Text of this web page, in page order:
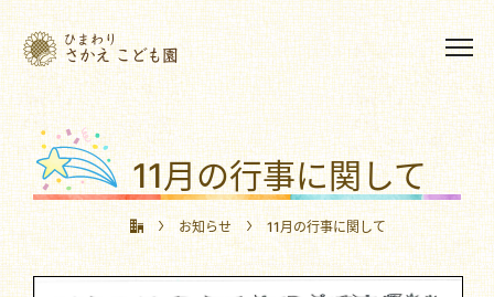
11月の行事に関して
お知らせ 11月の行事に関して